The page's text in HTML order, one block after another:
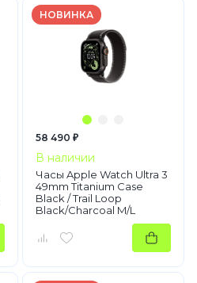
НОВИНКА
58 490 ₽
В наличии
Часы Apple Watch Ultra 3
49mm Titanium Case
Black / Trail Loop
Black/Charcoal M/L